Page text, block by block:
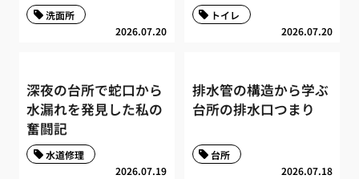
2026.07.20
洗面所
2026.07.20
トイレ
深夜の台所で蛇口から
水漏れを発見した私の
奮闘記
2026.07.19
水道修理
排水管の構造から学ぶ
台所の排水口つまり
2026.07.18
台所